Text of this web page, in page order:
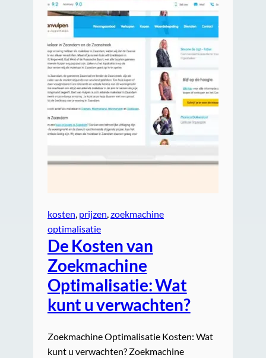
kosten, prijzen, zoekmachine
optimalisatie
De Kosten van
Zoekmachine
Optimalisatie: Wat
kunt u verwachten?
Zoekmachine Optimalisatie Kosten: Wat
kunt u verwachten? Zoekmachine